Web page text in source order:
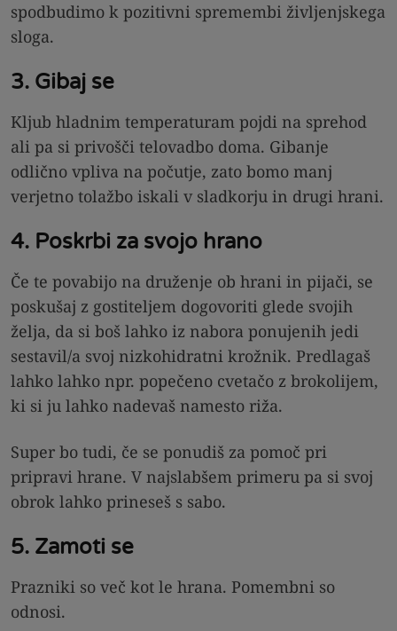
spodbudimo k pozitivni spremembi življenjskega
sloga.
3. Gibaj se
Kljub hladnim temperaturam pojdi na sprehod
ali pa si privošči telovadbo doma. Gibanje
odlično vpliva na počutje, zato bomo manj
verjetno tolažbo iskali v sladkorju in drugi hrani.
4. Poskrbi za svojo hrano
Če te povabijo na druženje ob hrani in pijači, se
poskušaj z gostiteljem dogovoriti glede svojih
želja, da si boš lahko iz nabora ponujenih jedi
sestavil/a svoj nizkohidratni krožnik. Predlagaš
lahko lahko npr. popečeno cvetačo z brokolijem,
ki si ju lahko nadevaš namesto riža.
Super bo tudi, če se ponudiš za pomoč pri
pripravi hrane. V najslabšem primeru pa si svoj
obrok lahko prineseš s sabo.
5. Zamoti se
Prazniki so več kot le hrana. Pomembni so
odnosi.